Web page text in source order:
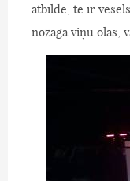
atbilde, te ir
nozaga viņu olas,